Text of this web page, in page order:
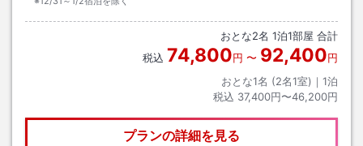
おとな2名 1泊1部屋 合計
税込 74,800円 〜 92,400円
おとな1名 (2名1室)｜ 1泊
税込 37,400円〜46,200円
プランの詳細を見る